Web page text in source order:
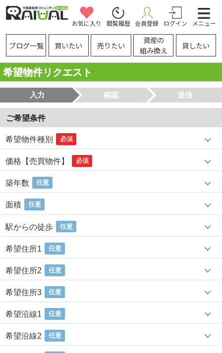
お気に入り 閲覧履歴 会員登録 ログイン メニュー
ブログ一覧 買いたい 売りたい
資産の
組み換え
貸したい
希望物件リクエスト
入力 確認 送信
ご希望条件
希望物件種別 必須
価格【売買物件】 必須
築年数 任意
面積 任意
駅からの徒歩 任意
希望住所1 任意
希望住所2 任意
希望住所3 任意
希望沿線1 任意
希望沿線2 任意